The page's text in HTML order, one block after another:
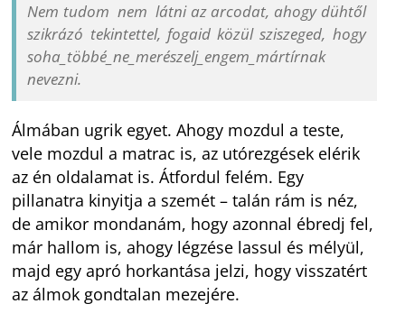
Nem tudom nem látni az arcodat, ahogy dühtől
szikrázó tekintettel, fogaid közül sziszeged, hogy
soha_többé_ne_merészelj_engem_mártírnak
nevezni.
Álmában ugrik egyet. Ahogy mozdul a teste,
vele mozdul a matrac is, az utórezgések elérik
az én oldalamat is. Átfordul felém. Egy
pillanatra kinyitja a szemét – talán rám is néz,
de amikor mondanám, hogy azonnal ébredj fel,
már hallom is, ahogy légzése lassul és mélyül,
majd egy apró horkantása jelzi, hogy visszatért
az álmok gondtalan mezejére.